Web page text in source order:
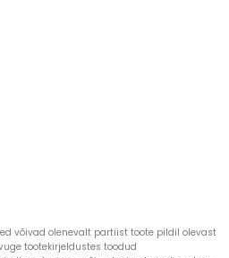
võivad olenevalt partiist toote pildil olevast
tootekirjeldustes toodud